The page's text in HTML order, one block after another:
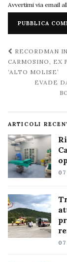
Avvertimi via email
post
RECORDMAN
CARMOSINO, EX
‘ALTO MOLISE’
EVADE
ARTICOLI